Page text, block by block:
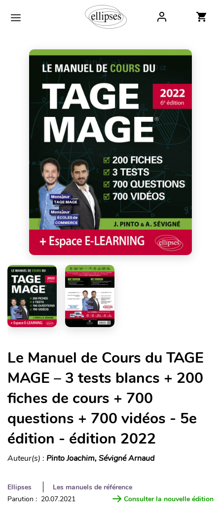
Le Manuel de Cours du TAGE
MAGE – 3 tests blancs + 200
fiches de cours + 700
questions + 700 vidéos - 5e
édition - édition 2022
Auteur(s) : Pinto Joachim, Sévigné Arnaud
Ellipses
Les manuels de référence
Parution : 20.07.2021
Consulter la nouvelle édition